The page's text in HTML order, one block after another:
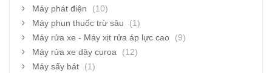
Máy phát điện
(10)
Máy phun thuốc trừ sâu
(1)
Máy rửa xe - Máy xịt rửa áp lực cao
(9)
Máy rửa xe dây curoa
(12)
Máy sấy bát
(1)